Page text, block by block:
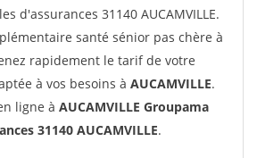
d'assurances 31140 AUCAMVILLE.
santé sénior pas chère à
rapidement le tarif de votre
à vos besoins à AUCAMVILLE.
ligne à AUCAMVILLE Groupama
31140 AUCAMVILLE.